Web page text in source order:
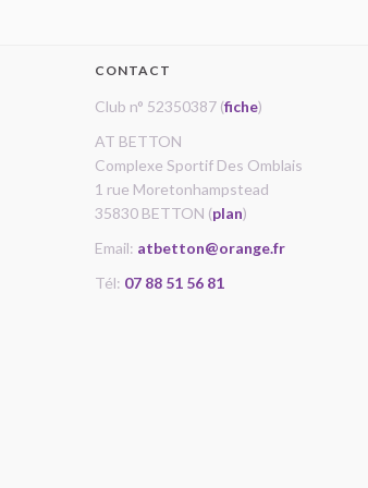
CONTACT
Club n° 52350387 (fiche)
AT BETTON
Complexe Sportif Des Omblais
1 rue Moretonhampstead
35830 BETTON (plan)
Email: atbetton@orange.fr
Tél: 07 88 51 56 81